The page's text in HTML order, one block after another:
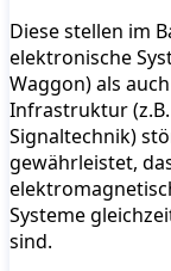
Diese stellen im
elektronische
Waggon) als
Infrastruktur
Signaltechnik)
gewährleistet,
Systeme
sind.